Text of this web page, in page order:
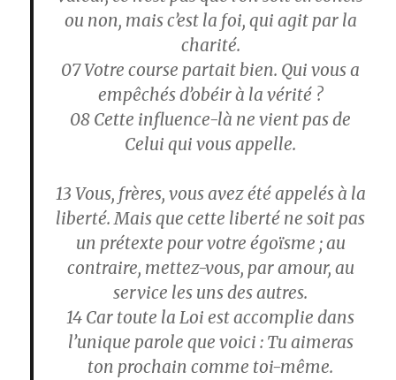
ou non, mais c’est la foi, qui agit par la
charité.
07Votre course partait bien. Qui vous a
empêchés d’obéir à la vérité ?
08 Cette influence-là ne vient pas de
Celui qui vous appelle.
13 Vous, frères, vous avez été appelés à la
liberté. Mais que cette liberté ne soit pas
un prétexte pour votre égoïsme ; au
contraire, mettez-vous, par amour, au
service les uns des autres.
14 Car toute la Loi est accomplie dans
l’unique parole que voici : Tu aimeras
ton prochain comme toi-même.